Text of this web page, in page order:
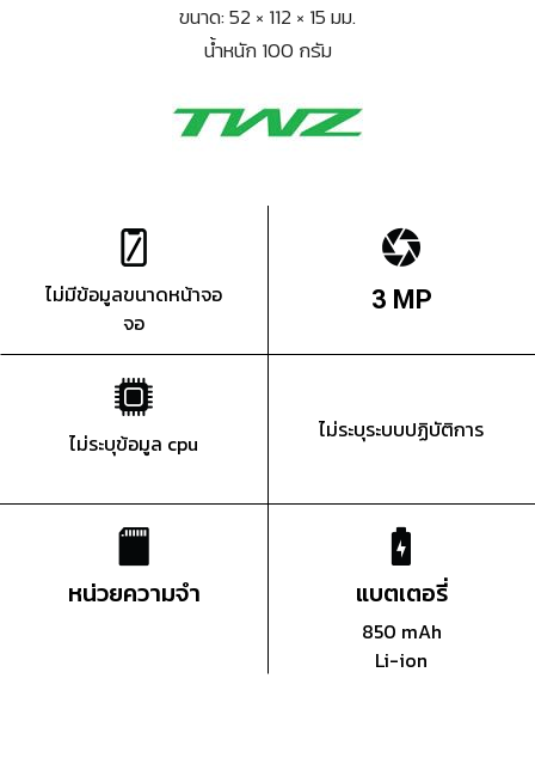
ขนาด: 52 × 112 × 15 มม.
น้ำหนัก 100 กรัม
ไม่มีข้อมูลขนาดหน้าจอ
จอ
3 MP
ไม่ระบุข้อมูล cpu ไม่ระบุระบบปฏิบัติการ
หน่วยความจำ แบตเตอรี่
850 mAh
Li-ion